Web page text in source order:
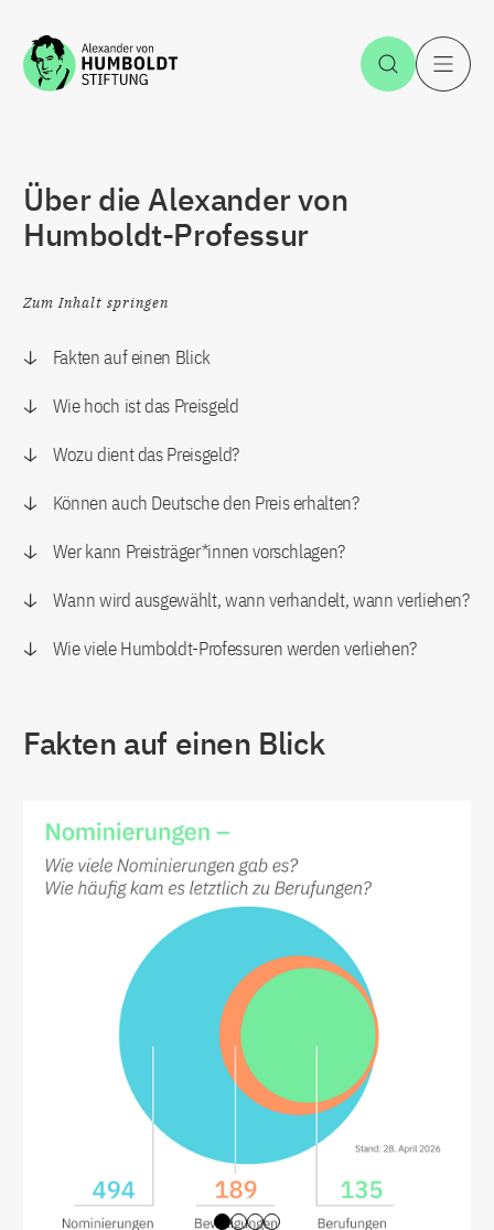
Zum Inhalt springen Suche
Über die Alexander von
Humboldt-Professur
Zum Inhalt springen
Fakten auf einen Blick
Wie hoch ist das Preisgeld
Wozu dient das Preisgeld?
Können auch Deutsche den Preis erhalten?
Wer kann Preisträger*innen vorschlagen?
Wann wird ausgewählt, wann verhandelt, wann verliehen?
Wie viele Humboldt-Professuren werden verliehen?
Fakten auf einen Blick